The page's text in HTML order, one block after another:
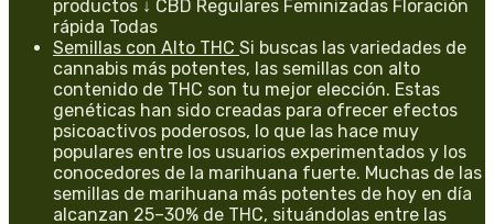
productos ↓ CBD Regulares Feminizadas Floración
rápida Todas
Semillas con Alto THC Si buscas las variedades de
cannabis más potentes, las semillas con alto
contenido de THC son tu mejor elección. Estas
genéticas han sido creadas para ofrecer efectos
psicoactivos poderosos, lo que las hace muy
populares entre los usuarios experimentados y los
conocedores de la marihuana fuerte. Muchas de las
semillas de marihuana más potentes de hoy en día
alcanzan 25–30% de THC, situándolas entre las